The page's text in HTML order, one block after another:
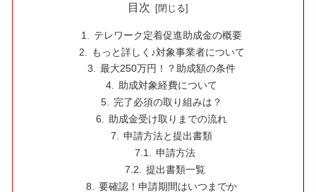
目次
テレワーク定着促進助成金の概要
もっと詳しく♪対象事業者について
最大250万円！？助成額の条件
助成対象経費について
完了必須の取り組みは？
助成金受け取りまでの流れ
申請方法と提出書類
申請方法
提出書類一覧
要確認！申請期間はいつまでか